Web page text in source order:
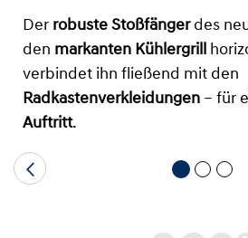
Der robuste Stoßfängerdes
den markanten Kühlergrill
verbindet ihn fließend mit den
Radkastenverkleidungen – für
Auftritt.